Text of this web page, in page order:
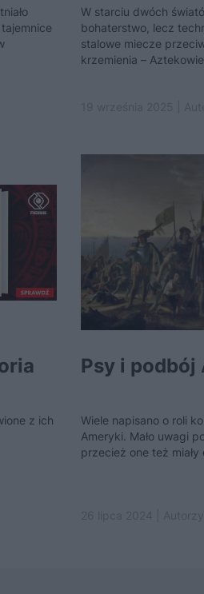
W starciu dwóch
bohaterstwo, lecz
stalowe miecze
krzemienia –
z ich
Psy i podbój
Wiele napisano o roli
Ameryki. Mało uwagi
przecież one też miały